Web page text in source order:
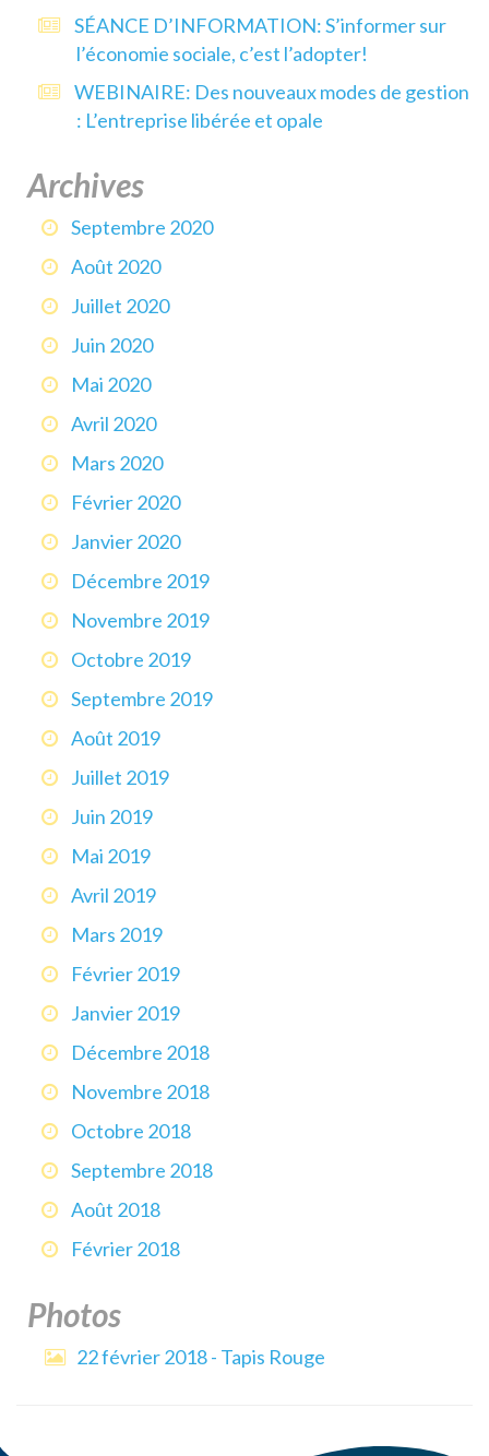
SÉANCE D’INFORMATION: S’informer sur
l’économie sociale, c’est l’adopter!
WEBINAIRE: Des nouveaux modes de gestion
: L’entreprise libérée et opale
Archives
Septembre 2020
Août 2020
Juillet 2020
Juin 2020
Mai 2020
Avril 2020
Mars 2020
Février 2020
Janvier 2020
Décembre 2019
Novembre 2019
Octobre 2019
Septembre 2019
Août 2019
Juillet 2019
Juin 2019
Mai 2019
Avril 2019
Mars 2019
Février 2019
Janvier 2019
Décembre 2018
Novembre 2018
Octobre 2018
Septembre 2018
Août 2018
Février 2018
Photos
22 février 2018 - Tapis Rouge